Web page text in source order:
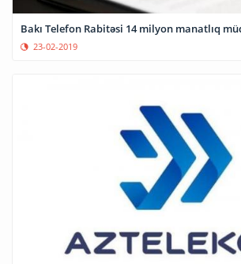
Bakı Telefon Rabitəsi 14 milyon manatlıq
23-02-2019